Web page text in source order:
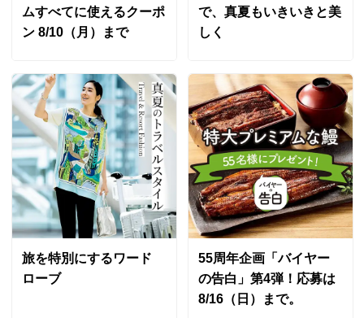
ムすべてに使えるクーポ
ン 8/10（月）まで
で、真夏もいきいきと美
しく
旅を特別にするワード
ローブ
55周年企画「バイヤー
の告白」第4弾！応募は
8/16（日）まで。